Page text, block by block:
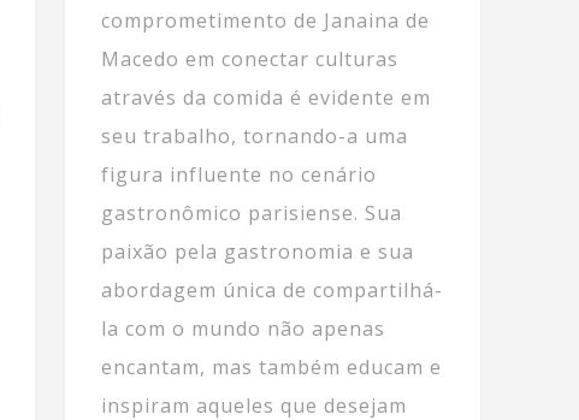
comprometimento de Janaina de
Macedo em conectar culturas
através da comida é evidente em
seu trabalho, tornando-a uma
figura influente no cenário
gastronômico parisiense. Sua
paixão pela gastronomia e sua
abordagem única de compartilhá-
la com o mundo não apenas
encantam, mas também educam e
inspiram aqueles que desejam